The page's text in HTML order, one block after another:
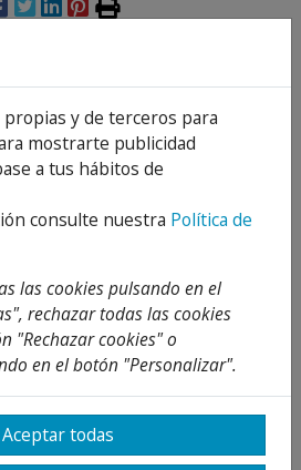
Detalles
Opiniones
con rótula. Fabricado en
según EN 248. Dotado de
anticalcáreas. Conexión
y de terceros para
mostrarte publicidad
a tus hábitos de
consulte nuestra Política de
las cookies pulsando en el
rechazar todas las cookies
"Rechazar cookies" o
en el botón "Personalizar".
Aceptar todas